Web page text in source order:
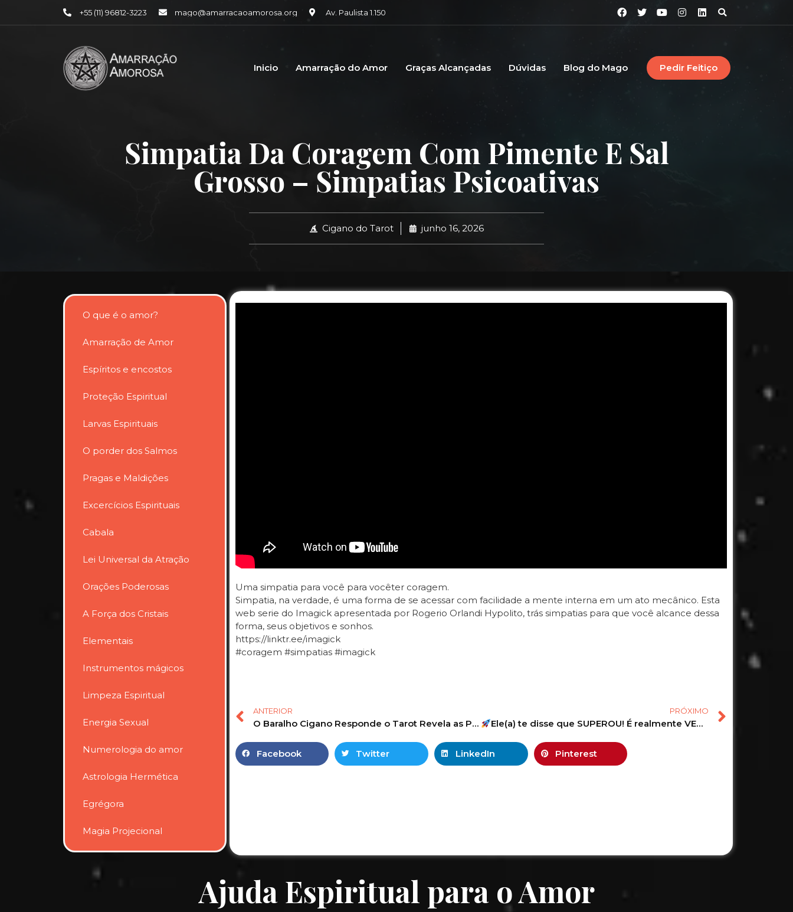
+55 (11) 96812-3223 mago@amarracaoamorosa.org Av. Paulista 1.150
Inicio Amarração do Amor Graças Alcançadas Dúvidas Blog do Mago Pedir Feitiço
Simpatia Da Coragem Com Pimente E Sal
Grosso – Simpatias Psicoativas
Cigano do Tarot junho 16, 2026
O que é o amor?
Amarração de Amor
Espíritos e encostos
Proteção Espiritual
Larvas Espirituais
O porder dos Salmos
Pragas e Maldições
Excercícios Espirituais
Cabala
Lei Universal da Atração
Orações Poderosas
A Força dos Cristais
Elementais
Instrumentos mágicos
Limpeza Espiritual
Energia Sexual
Numerologia do amor
Astrologia Hermética
Egrégora
Magia Projecional
Uma simpatia para você para vocêter coragem.
Simpatia, na verdade, é uma forma de se acessar com facilidade a mente interna em um ato mecânico. Esta
web serie do Imagick apresentada por Rogerio Orlandi Hypolito, trás simpatias para que você alcance dessa
forma, seus objetivos e sonhos.
https://linktr.ee/imagick
#coragem #simpatias #imagick
ANTERIOR
O Baralho Cigano Responde o Tarot Revela as Previsões de junho! #tarot #tarotonline #tarotdehoje 104
PRÓXIMO
Ele(a) te disse que SUPEROU! É realmente VERDADE?
Facebook Twitter LinkedIn Pinterest
Ajuda Espiritual para o Amor